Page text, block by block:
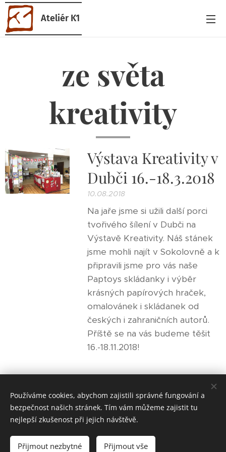
Ateliér K1
ze světa
kreativity
Výstava Kreativity v
Dubči 16.-18.3.2018
10.08.2018
Na jaře jsme si užili další porci
tvořivého šílení v Dubči na
Výstavě Kreativity. Náš stánek
jsme mohli najít v Sokolovně a k
připravili jsme pro vás naše
Paptoys skládanky i výběr
krásných papírových hraček,
omalovánek i skládanek od
českých i zahraničních autorů.
Příště se na vás budeme těšit
16.-18.11.2018!
© 2018 Ateliér K1-výtvarné kurzy. Všechna práva na fantazii
vyhrazena
Používáme cookies, abychom zajistili správné fungování a
bezpečnost našich stránek. Tím vám můžeme zajistit tu
nejlepší zkušenost při jejich návštěvě.
Přijmout nezbytné Přijmout vše